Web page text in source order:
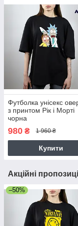
Футболка унісекс
з принтом Рік і Морті
чорна
980 ₴ 1 960 ₴
Купити
Акційні
–50%